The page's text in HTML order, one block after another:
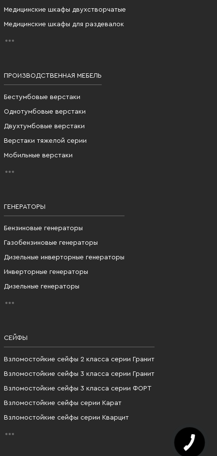
Медицинские шкафы двухстворчатые
Медицинские шкафы для раздевалок
ПРОИЗВОДСТВЕННАЯ МЕБЕЛЬ
Бестумбовые верстаки
Однотумбовые верстаки
Двухтумбовые верстаки
Верстаки тяжелой серии
Мобильные верстаки
ГЕНЕРАТОРЫ
Бензиновые генераторы
Газобензиновые генераторы
Дизельные инверторные генераторы
Инверторные генераторы
Дизельные генераторы
СЕЙФЫ
Взломостойкие сейфы 2 класса серии Гранит
Взломостойкие сейфы 3 класса серии Гранит
Взломостойкие сейфы 3 класса серии ФОРТ
Взломостойкие сейфы серии Карат
Взломостойкие сейфы серии Кварцит